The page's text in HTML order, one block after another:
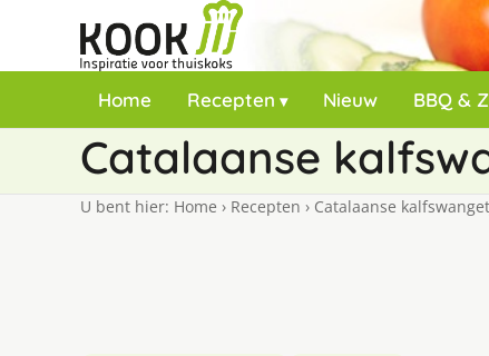
Home Recepten Nieuw BBQ &
Catalaanse
U bent hier: Home › Recepten › Catalaanse